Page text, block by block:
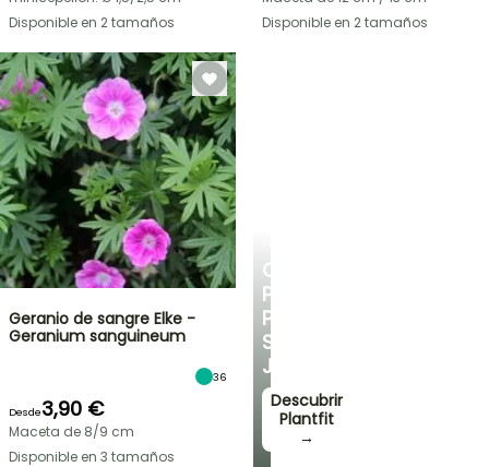
CONSEJOS
PERSONALIZADOS
PARA
SU
JARDÍN
Descubrir
Plantfit
→
Disponible en 2 tamaños
Disponible en 2 tamaños
Geranio de sangre Elke -
Geranium sanguineum
36
Desde3,90 €
Maceta de 8/9 cm
Disponible en 3 tamaños